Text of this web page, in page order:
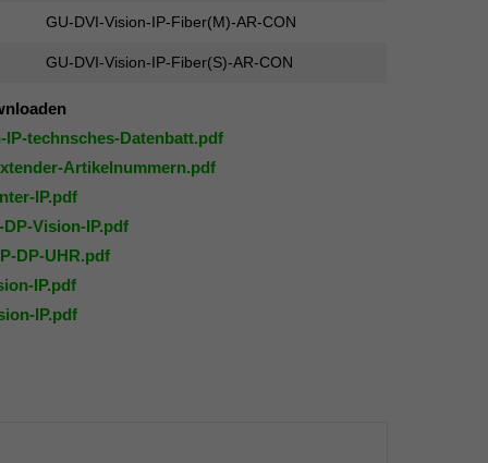
GU-DVI-Vision-IP-Fiber(M)-AR-CON
GU-DVI-Vision-IP-Fiber(S)-AR-CON
IP-technsches-Datenbatt.pdf
Artikelnummern.pdf
IP.pdf
Vision-IP.pdf
DP-UHR.pdf
IP.pdf
IP.pdf